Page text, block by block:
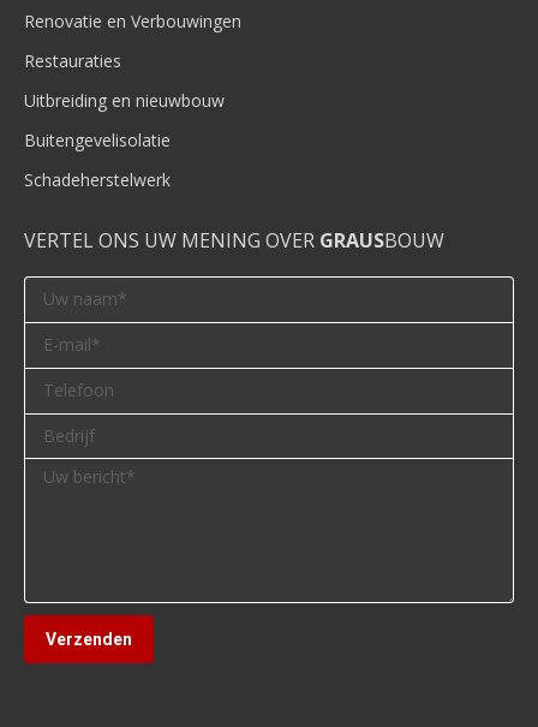
Renovatie en Verbouwingen
Restauraties
Uitbreiding en nieuwbouw
Buitengevelisolatie
Schadeherstelwerk
VERTEL ONS UW MENING OVER GRAUSBOUW